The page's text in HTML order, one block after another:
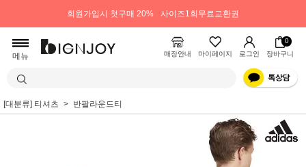
회원가입시 첫구매 20% 사이즈1회무료교환권
메뉴 매장안내 마이페이지 로그인
0
장바구니
[대분류] 티셔츠 반팔라운드티